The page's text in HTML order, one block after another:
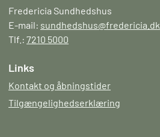
Fredericia Sundhedshus
E-mail: sundhedshus@fredericia.dk
Tlf.: 7210 5000
Links
Kontakt og åbningstider
Tilgængelighedserklæring